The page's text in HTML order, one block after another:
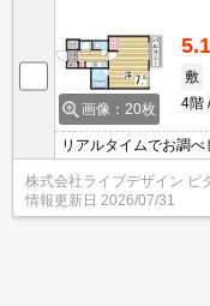
画像：20枚
5.1
敷
4階
リアルタイムでお調べ
株式会社ライブデザイン ピ
情報更新日 2026/07/31